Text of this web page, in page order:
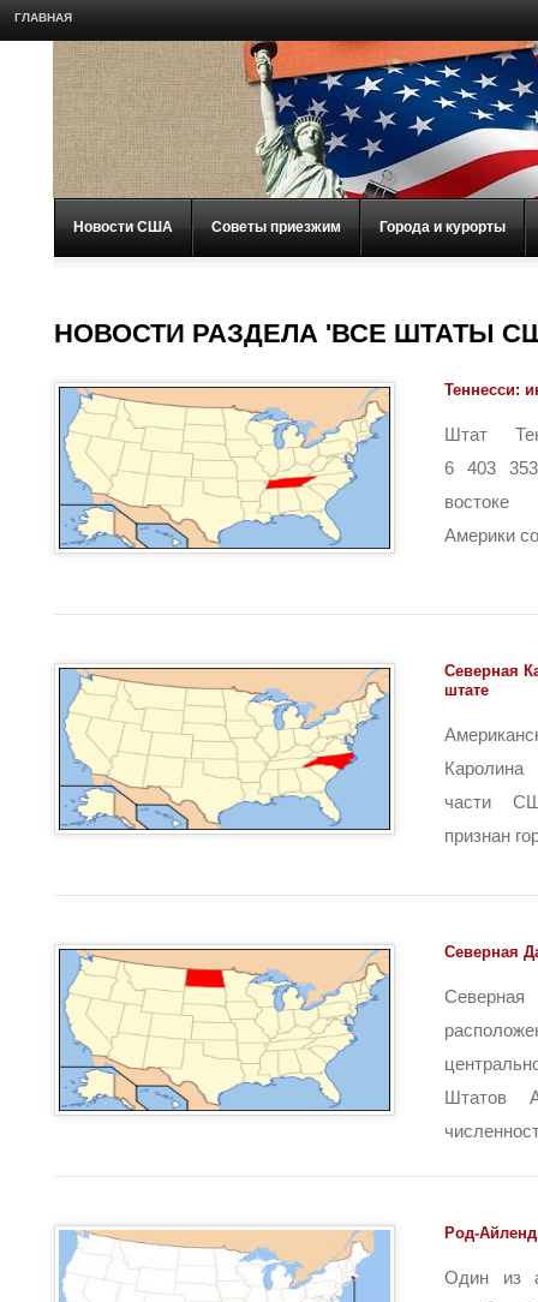
ГЛАВНАЯ
Новости США Советы приезжим Города и курорты
НОВОСТИ РАЗДЕЛА 'ВСЕ ШТАТЫ
Теннесси:
Штат
6 403
востоке
Америки
Северная
штате
Каролина
части
признан
Северная
Штатов
Род-
Один из